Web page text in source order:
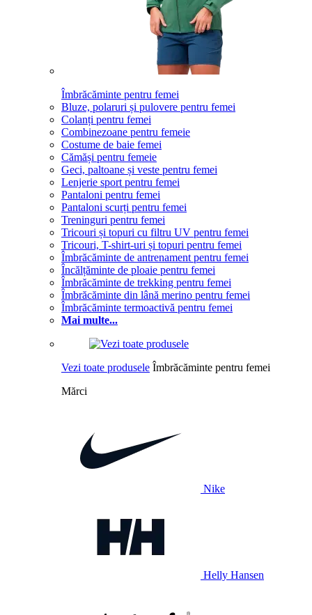
Îmbrăcăminte pentru femei
Bluze, polaruri și pulovere pentru femei
Colanți pentru femei
Combinezoane pentru femeie
Costume de baie femei
Cămăși pentru femeie
Geci, paltoane și veste pentru femei
Lenjerie sport pentru femei
Pantaloni pentru femei
Pantaloni scurți pentru femei
Treninguri pentru femei
Tricouri și topuri cu filtru UV pentru femei
Tricouri, T-shirt-uri și topuri pentru femei
Îmbrăcăminte de antrenament pentru femei
Încălțăminte de ploaie pentru femei
Îmbrăcăminte de trekking pentru femei
Îmbrăcăminte din lână merino pentru femei
Îmbrăcăminte termoactivă pentru femei
Mai multe...
Vezi toate produsele Îmbrăcăminte pentru femei
Mărci
Nike
Helly Hansen